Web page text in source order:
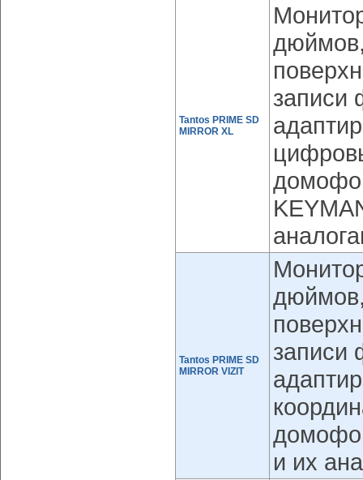
Tantos PRIME SD
MIRROR XL
записи
Tantos PRIME SD
MIRROR VIZIT
записи
и их